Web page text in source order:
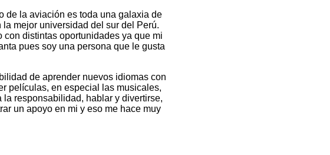
de la aviación es toda una galaxia de
mejor universidad del sur del Perú.
distintas oportunidades ya que mi
pues soy una persona que le gusta
de aprender nuevos idiomas con
películas, en especial las musicales,
responsabilidad, hablar y divertirse,
un apoyo en mi y eso me hace muy